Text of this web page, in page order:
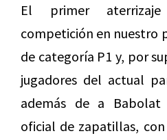
El primer
competición en nuestro
de categoría P1 y, por
jugadores del actual
además de a Babolat
oficial de zapatillas,